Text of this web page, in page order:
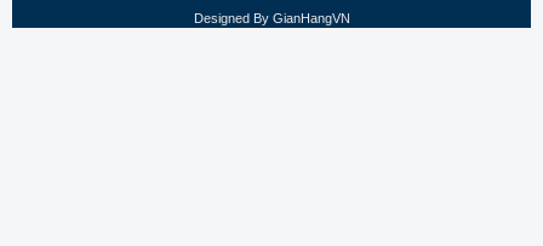
Designed By GianHangVN